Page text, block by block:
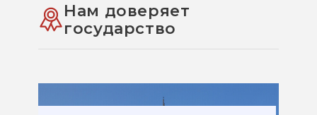
Нам доверяет
государство